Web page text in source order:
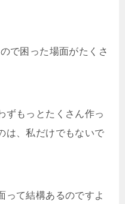
で困った場面がたくさ
ずもっとたくさん作っ
は、私だけでもないで
って結構あるのですよ